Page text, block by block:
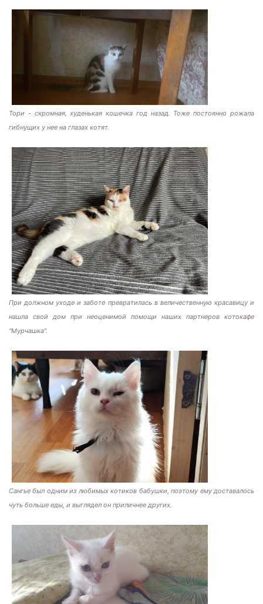
Тори - скромная, худенькая кошечка год назад. Тоже постоянно рожала
гибнущих у нее на глазах котят.
При должном уходе и заботе превратилась в величественную красавицу и
нашла свой дом при неоценимой помощи наших партнеров котокафе
"Мурчашка".
Сангье был одним из любимых котиков бабушки, поэтому ему доставалось
чуть больше еды, и выглядел он приличнее других.